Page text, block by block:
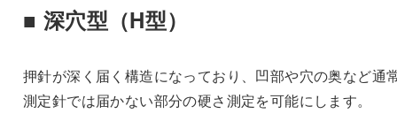
■ 深穴型（H型）
押針が深く届く構造になっており、凹部や穴の奥など通
測定針では届かない部分の硬さ測定を可能にします。